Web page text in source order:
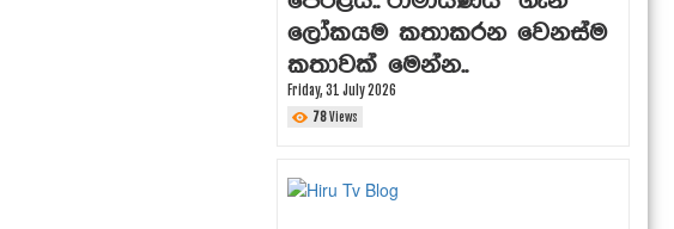
ලෝකයම කතාකරන වෙනස්ම
කතාවක් මෙන්න..
Friday, 31 July 2026
78Views